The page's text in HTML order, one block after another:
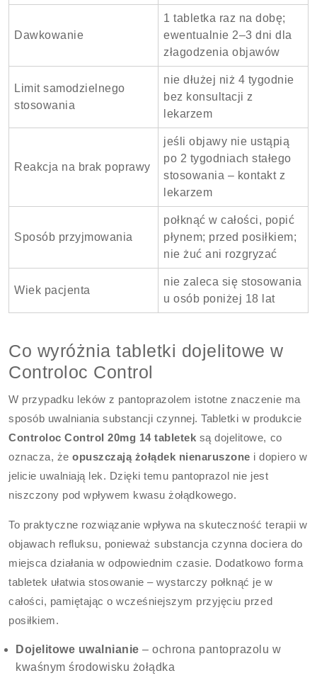
Dawkowanie
1 tabletka raz na dobę;
ewentualnie 2–3 dni dla
złagodzenia objawów
Limit samodzielnego
stosowania
nie dłużej niż 4 tygodnie
bez konsultacji z
lekarzem
Reakcja na brak poprawy
jeśli objawy nie ustąpią
po 2 tygodniach stałego
stosowania – kontakt z
lekarzem
Sposób przyjmowania
połknąć w całości, popić
płynem; przed posiłkiem;
nie żuć ani rozgryzać
Wiek pacjenta
nie zaleca się stosowania
u osób poniżej 18 lat
Co wyróżnia tabletki dojelitowe w
Controloc Control
W przypadku leków z pantoprazolem istotne znaczenie ma
sposób uwalniania substancji czynnej. Tabletki w produkcie
Controloc Control 20mg 14 tabletek są dojelitowe, co
oznacza, żeopuszczają żołądek nienaruszone i dopiero w
jelicie uwalniają lek. Dzięki temu pantoprazol nie jest
niszczony pod wpływem kwasu żołądkowego.
To praktyczne rozwiązanie wpływa na skuteczność terapii w
objawach refluksu, ponieważ substancja czynna dociera do
miejsca działania w odpowiednim czasie. Dodatkowo forma
tabletek ułatwia stosowanie – wystarczy połknąć je w
całości, pamiętając o wcześniejszym przyjęciu przed
posiłkiem.
Dojelitowe uwalnianie – ochrona pantoprazolu w
kwaśnym środowisku żołądka